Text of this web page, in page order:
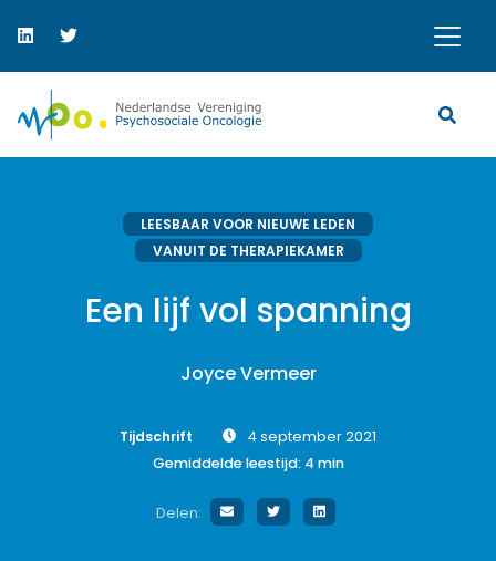
LEESBAAR VOOR NIEUWE LEDEN
VANUIT DE THERAPIEKAMER
Een lijf vol spanning
Joyce Vermeer
Tijdschrift
4 september 2021
Gemiddelde leestijd: 4 min
Delen: